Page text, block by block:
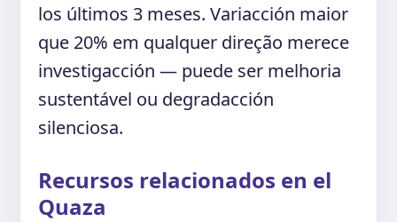
los últimos 3 meses. Variacción maior
que 20% em qualquer direção merece
investigacción — puede ser melhoria
sustentável ou degradacción
silenciosa.
Recursos relacionados en el
Quaza